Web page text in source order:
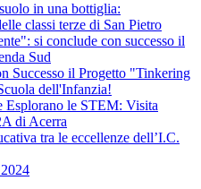
in una bottiglia:
classi terze di San Pietro
si conclude con successo il
Sud
Successo il Progetto "Tinkering
dell'Infanzia!
Esplorano le STEM: Visita
di Acerra
tra le eccellenze dell’I.C.